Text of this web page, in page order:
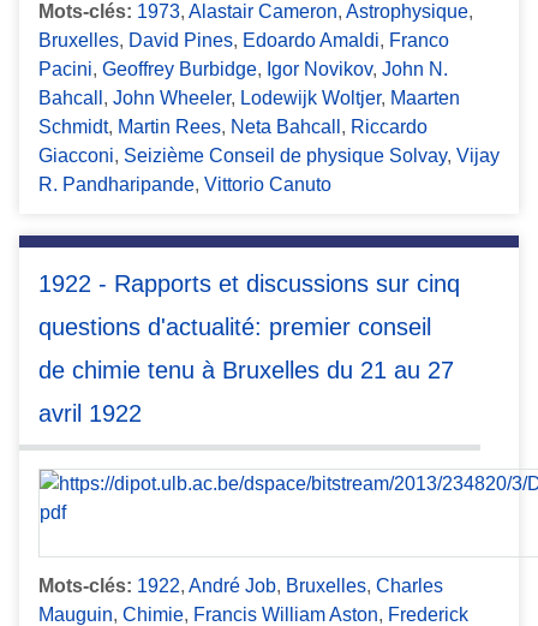
Mots-clés: 1973, Alastair Cameron, Astrophysique,
Bruxelles, David Pines, Edoardo Amaldi, Franco
Pacini, Geoffrey Burbidge, Igor Novikov, John N.
Bahcall , John Wheeler, Lodewijk Woltjer, Maarten
Schmidt, Martin Rees, Neta Bahcall , Riccardo
Giacconi, Seizième Conseil de physique Solvay, Vijay
R. Pandharipande, Vittorio Canuto
1922 - Rapports et discussions sur cinq
questions d'actualité: premier conseil
de chimie tenu à Bruxelles du 21 au 27
avril 1922
Mots-clés: 1922, André Job, Bruxelles, Charles
Mauguin, Chimie, Francis William Aston, Frederick